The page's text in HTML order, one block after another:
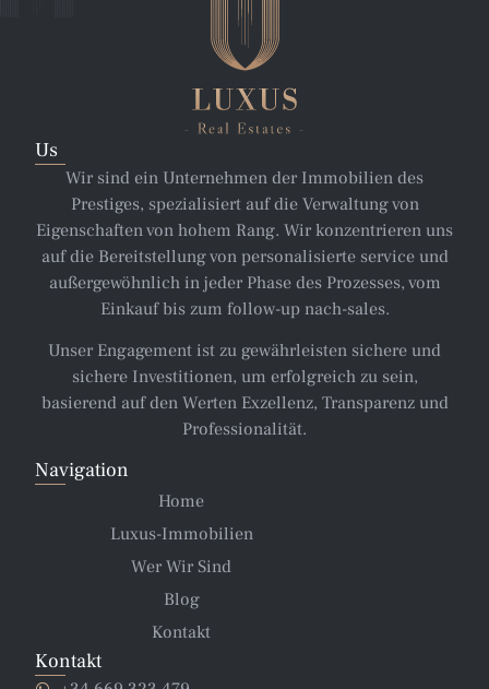
Us
Wir sind ein Unternehmen der Immobilien des
Prestiges, spezialisiert auf die Verwaltung von
Eigenschaften von hohem Rang. Wir konzentrieren uns
auf die Bereitstellung von personalisierte service und
außergewöhnlich in jeder Phase des Prozesses, vom
Einkauf bis zum follow-up nach-sales.
Unser Engagement ist zu gewährleisten sichere und
sichere Investitionen, um erfolgreich zu sein,
basierend auf den Werten Exzellenz, Transparenz und
Professionalität.
Navigation
Home
Luxus-Immobilien
Wer Wir Sind
Blog
Kontakt
Kontakt